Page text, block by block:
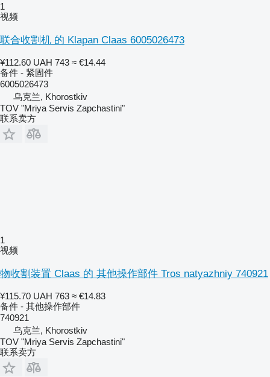
1
视频
联合收割机 的 Klapan Claas 6005026473
¥112.60 UAH 743 ≈ €14.44
备件 - 紧固件
6005026473
乌克兰, Khorostkiv
TOV "Mriya Servis Zapchastini"
联系卖方
1
视频
物收割装置 Claas 的 其他操作部件 Tros natyazhniy 740921
¥115.70 UAH 763 ≈ €14.83
备件 - 其他操作部件
740921
乌克兰, Khorostkiv
TOV "Mriya Servis Zapchastini"
联系卖方